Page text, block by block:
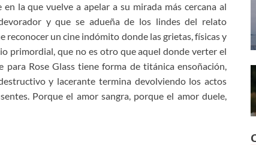
la que vuelve a apelar a su mirada más cercana al
y que se adueña de los lindes del relato
reconocer un cine indómito donde las grietas, físicas y
primordial, que no es otro que aquel donde verter el
Rose Glass tiene forma de titánica ensoñación,
y lacerante termina devolviendo los actos
Porque el amor sangra, porque el amor duele,